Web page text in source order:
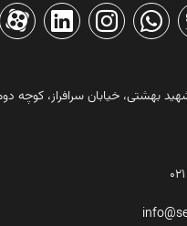
بهشتی، خیابان سرافراز، کوچه دوم، پلاک